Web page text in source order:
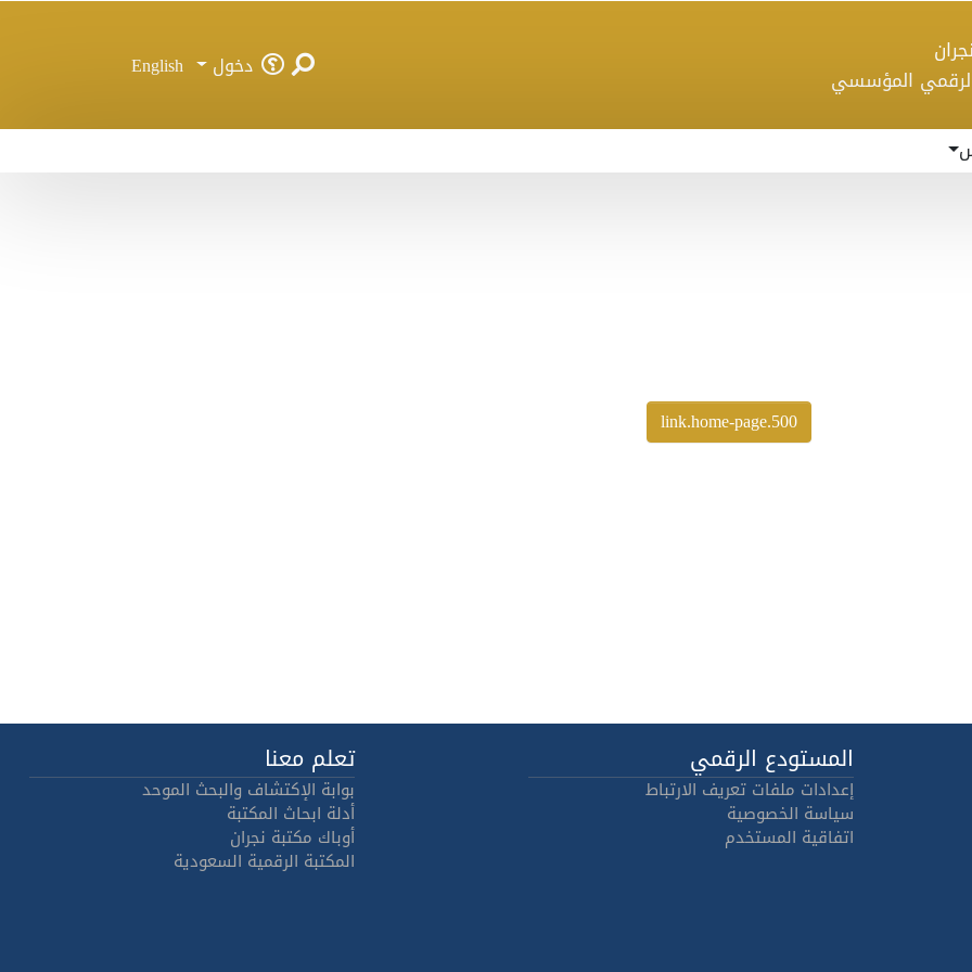
المؤسسي
دخول English
500.link.home-page
المستودع الرقمي
إعدادات ملفات تعريف الارتباط
سياسة الخصوصية
اتفاقية المستخدم
تعلم معنا
بوابة الإكتشاف والبحث الموحد
أدلة ابحاث المكتبة
أوباك مكتبة نجران
المكتبة الرقمية السعودية